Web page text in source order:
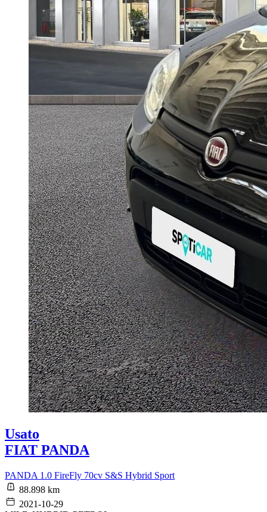
Usato
FIAT PANDA
PANDA 1.0 FireFly 70cv S&S Hybrid Sport
88.898 km
2021-10-29